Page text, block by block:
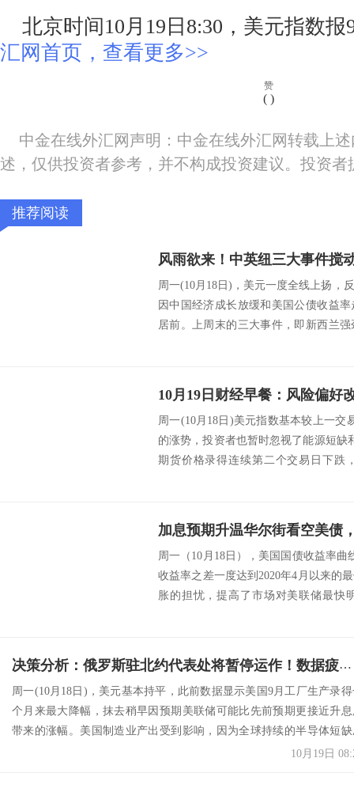
北京时间10月19日8:30，美元指数报
汇网首页，查看更多>>
赞
( )
中金在线外汇网声明：中金在线外汇网转载上
述，仅供投资者参考，并不构成投资建议。投资
推荐阅读
周一(10月18日)，美元一度全线上扬，
因中国经济成长放缓和美国公债收益
居前。上周末的三大事件，即新西兰
周一(10月18日)美元指数基本较上一交
的涨势，投资者也暂时忽视了能源短缺
期货价格录得连续第二个交易日下跌
周一（10月18日），美国国债收益率曲
收益率之差一度达到2020年4月以来的
胀的担忧，提高了市场对美联储最快
决策分析：俄罗斯驻北约代表处将暂停运作！数据疲弱美元冲高回落 英国央行加息靴子恐很快落地、英镑却未涨反跌
周一(10月18日)，美元基本持平，此前数据显示美国9月工厂生产录
个月来最大降幅，抹去稍早因预期美联储可能比先前预期更接近升
带来的涨幅。美国制造业产出受到影响，因为全球持续的半导体短
10月19日